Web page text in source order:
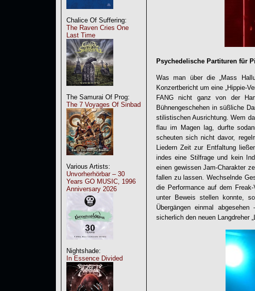
Chalice Of Suffering:
The Raven Cries One
Last Time
The Samurai Of Prog:
The 7 Voyages Of Sinbad
Various Artists:
Unvorherhörbar – 30
Years GO MUSIC, 1996
Anniversary 2026
Nightshade:
In Essence Divided
Psychedelische Partituren für
Was man über die „Mass
Konzertbericht um eine „Hippie-
FANG nicht ganz von der
Bühnengeschehen in süßliche
stilistischen Ausrichtung. Wem
flau im Magen lag, durfte
scheuten sich nicht davor,
Liedern Zeit zur Entfaltung
indes eine Stilfrage und kein
einen gewissen Jam-Charakter
fallen zu lassen. Wechselnde
die Performance auf dem
unter Beweis stellen konnte,
Übergängen einmal
sicherlich den neuen